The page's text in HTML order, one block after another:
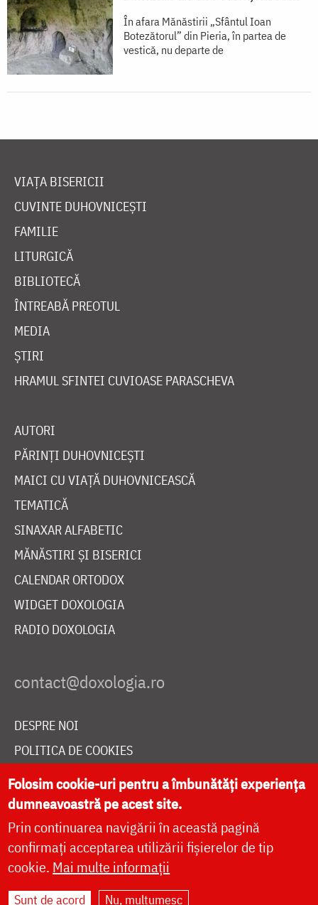
În afara Mănăstirii „Sfântul Ioan
Botezătorul” din Pieria, în partea de
vestică, nu departe de
VIAȚA BISERICII
CUVINTE DUHOVNICEȘTI
FAMILIE
LITURGICĂ
BIBLIOTECĂ
ÎNTREABĂ PREOTUL
MEDIA
ȘTIRI
HRAMUL SFINTEI CUVIOASE PARASCHEVA
AUTORI
PĂRINȚI DUHOVNICEȘTI
MAICI CU VIAȚĂ DUHOVNICEASCĂ
TEMATICĂ
SINAXAR ALFABETIC
MĂNĂSTIRI ȘI BISERICI
CALENDAR ORTODOX
WIDGET DOXOLOGIA
RADIO DOXOLOGIA
DESPRE NOI
POLITICA DE COOKIES
DONEAZĂ ONLINE PENTRU CATEDRALA NAȚIONALĂ
LIVE
Site dezvoltat deDOXOLOGIA MEDIA
Folosim cookie-uri pentru a îmbunătăți experiența
dumneavoastră pe acest site.
Prin continuarea navigării în această pagină
confirmați acceptarea utilizării fișierelor de tip
cookie. Mai multe informații
Sunt de acord Nu, mulțumesc